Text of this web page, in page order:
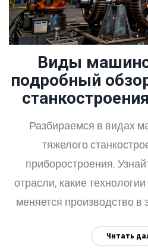
Виды
подробный
Разбираемся в видах
тяжелого
приборостроения.
отрасли, какие
меняется производство в
Читать